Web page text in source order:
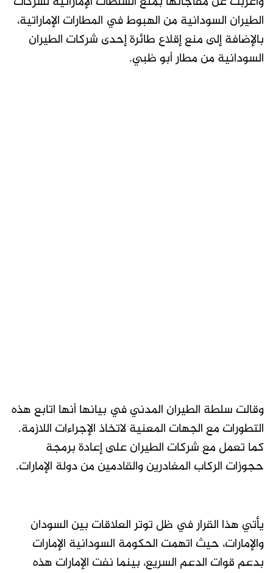
الطيران السودانية من الهبوط في المطارات الإماراتية،
بالإضافة إلى منع إقلاع طائرة إحدى شركات الطيران
السودانية من مطار أبو ظبي.
وقالت سلطة الطيران المدني في بيانها أنها اتابع هذه
التطورات مع الجهات المعنية لاتخاذ الإجراءات اللازمة.
كما تعمل مع شركات الطيران على إعادة برمجة
حجوزات الركاب المغادرين والقادمين من دولة الإمارات.
يأتي هذا القرار في ظل توتر العلاقات بين السودان
والإمارات، حيث اتهمت الحكومة السودانية الإمارات
بدعم قوات الدعم السريع، بينما نفت الإمارات هذه